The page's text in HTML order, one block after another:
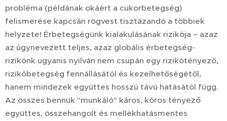
probléma (példának okáért a cukorbetegség)
felismerése kapcsán rögvest tisztázandó a többiek
helyzete! Érbetegségünk kialakulásának rizikója – azaz
az úgynevezett teljes, azaz globális érbetegség-
rizikónk ugyanis nyilván nem csupán egy rizikótényező,
rizikóbetegség fennállásától és kezelhetőségétől,
hanem mindezek együttes hosszú távú hatásától függ.
Az összes bennük "munkáló" káros, kóros tényező
együttes, összehangolt és mellékhatásmentes